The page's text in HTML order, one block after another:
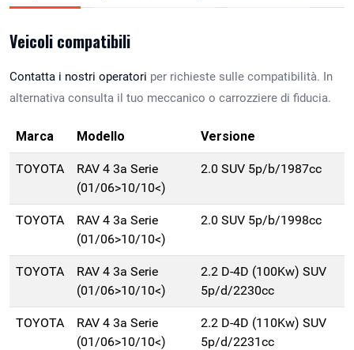
Veicoli compatibili
Contatta i nostri operatori per richieste sulle compatibilità. In
alternativa consulta il tuo meccanico o carrozziere di fiducia.
Marca Modello Versione
TOYOTA
RAV 4 3a Serie
(01/06>10/10<)
2.0 SUV 5p/b/1987cc
TOYOTA
RAV 4 3a Serie
(01/06>10/10<)
2.0 SUV 5p/b/1998cc
TOYOTA
RAV 4 3a Serie
(01/06>10/10<)
2.2 D-4D (100Kw) SUV
5p/d/2230cc
TOYOTA
RAV 4 3a Serie
(01/06>10/10<)
2.2 D-4D (110Kw) SUV
5p/d/2231cc